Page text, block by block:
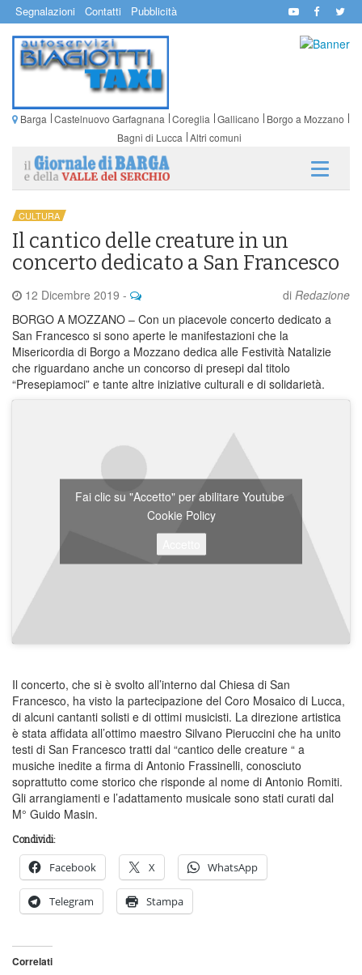
Segnalazioni Contatti Pubblicità
Barga Castelnuovo Garfagnana Coreglia Gallicano
Borgo a Mozzano
Bagni di Lucca Altri comuni
CULTURA
Il cantico delle creature in un
concerto dedicato a San Francesco
12 Dicembre 2019 - di Redazione
BORGO A MOZZANO – Con un piacevole concerto dedicato a
San Francesco si sono aperte le manifestazioni che la
Misericordia di Borgo a Mozzano dedica alle Festività Natalizie
che riguardano anche un concorso di presepi dal titolo
“Presepiamoci” e tante altre iniziative culturali e di solidarietà.
Fai clic su "Accetto" per abilitare Youtube
Cookie Policy
Il concerto, che si è svolto all’interno dal Chiesa di San
Francesco, ha visto la partecipazione del Coro Mosaico di Lucca,
di alcuni cantanti solisti e di ottimi musicisti. La direzione artistica
è stata affidata all’ottimo maestro Silvano Pieruccini che ha unito
testi di San Francesco tratti dal “cantico delle creature “ a
musiche inedite a firma di Antonio Frassinelli, conosciuto
soprattutto come storico che risponde al nome di Antonio Romiti.
Gli arrangiamenti e l’adattamento musicale sono stati curati dal
M° Guido Masin.
Condividi:
Facebook X WhatsApp
Telegram Stampa
Correlati